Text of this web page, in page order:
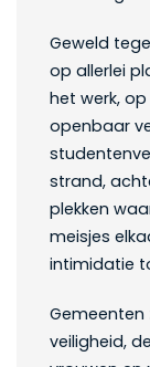
Geweld
op allerlei
het werk,
openbaar
strand,
plekken
meisjes
intimidatie
Gemeenten
veiligheid,